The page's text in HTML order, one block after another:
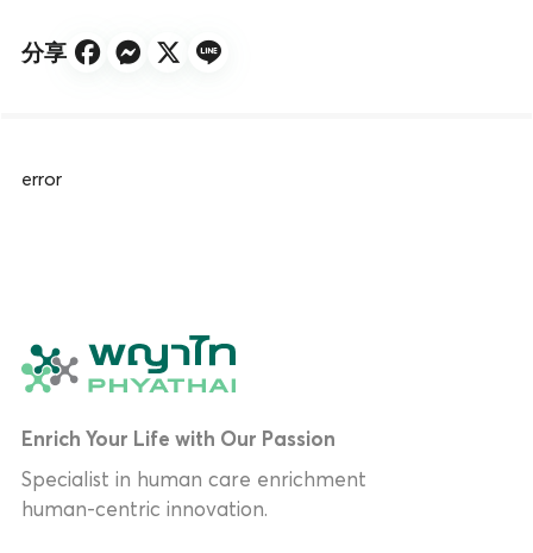
分享
error
Enrich Your Life with Our Passion
Specialist in human care enrichment
human-centric innovation.